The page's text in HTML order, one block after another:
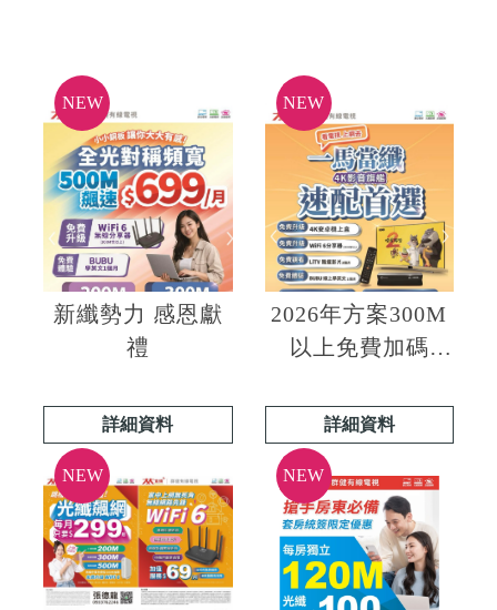
新纖勢力 感恩獻
禮
詳細資料
2026年方案300M
以上免費加碼
頻安裝|西區大大
寬頻安裝
詳細資料